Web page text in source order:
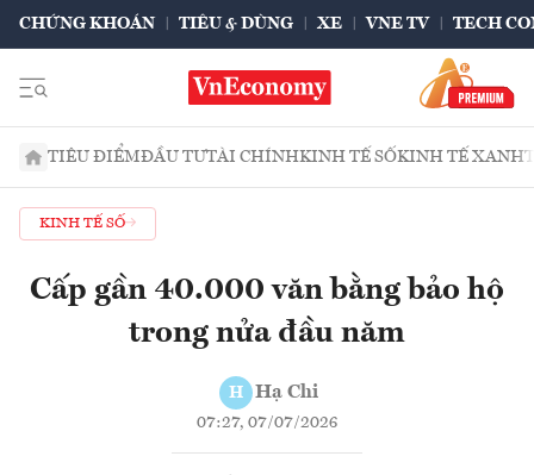
CHỨNG KHOÁN TIÊU & DÙNG XE VNE TV TECH
TIÊU ĐIỂMĐẦU TƯTÀI CHÍNHKINH TẾ SỐKINH TẾ XANH
KINH TẾ SỐ
Cấp gần 40.000 văn bằng bảo hộ
trong nửa đầu năm
H Hạ Chi
07:27, 07/07/2026